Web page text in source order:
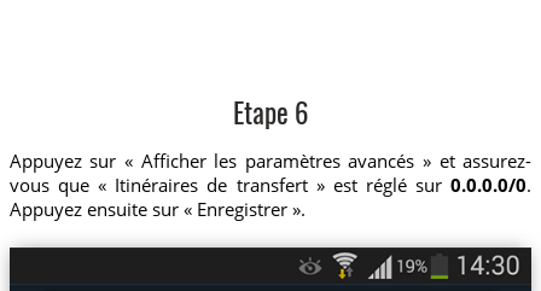
Etape 6
Appuyez sur « Afficher les paramètres avancés » et assurez-
vous que « Itinéraires de transfert » est réglé sur0.0.0.0/0.
Appuyez ensuite sur « Enregistrer ».